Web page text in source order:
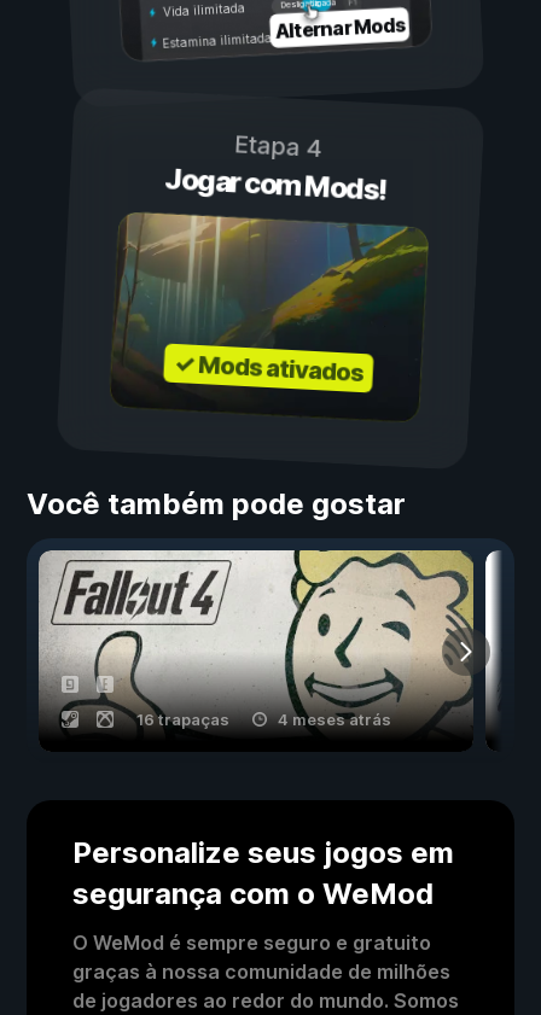
Ligada
Desligada
Vida ilimitada
Estamina ilimitadaAlternar Mods
Etapa 4
Jogar com Mods!
✓ Mods ativados
Você também pode gostar
16 trapaças 4 meses atrás
Personalize seus jogos em
segurança com o WeMod
O WeMod é sempre seguro e gratuito
graças à nossa comunidade de milhões
de jogadores ao redor do mundo. Somos